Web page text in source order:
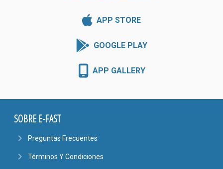
APP STORE
GOOGLE PLAY
APP GALLERY
SOBRE E-FAST
navigate_next Preguntas Frecuentes
navigate_next Términos Y Condiciones